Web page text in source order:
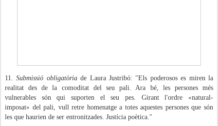
11.Submissió obligatòriade Laura Justribó: "Els poderosos es miren la
realitat des de la comoditat del seu pali. Ara bé, les persones més
vulnerables sónqui suporten el seu pes. Girant l'ordre«natural-
imposat» del pali, vull retre homenatge a totes aquestes persones que són
les que haurien de ser entronitzades. Justícia poètica."